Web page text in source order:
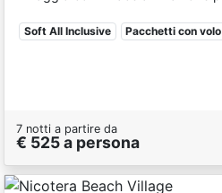
Soft All Inclusive Pacchetti con volo
7 notti a partire da
€ 525 a persona